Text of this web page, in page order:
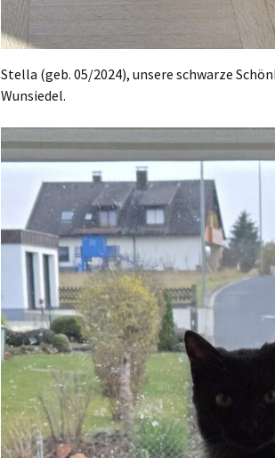
Stella (geb. 05/2024), unsere schwarze
Wunsiedel.